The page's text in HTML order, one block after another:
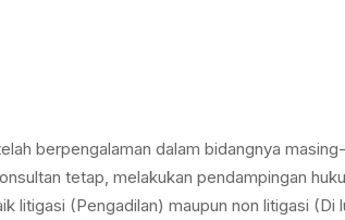
berpengalaman dalam bidangnya masing-
tetap, melakukan pendampingan
litigasi (Pengadilan) maupun non litigasi (Di